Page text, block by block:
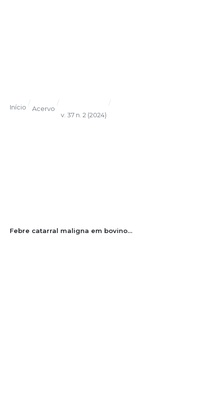
Início
/
Acervo
/
v. 37 n. 2 (2024)
/
Febre catarral maligna em bovino leiteiro no Oeste Catarinense, Brasil